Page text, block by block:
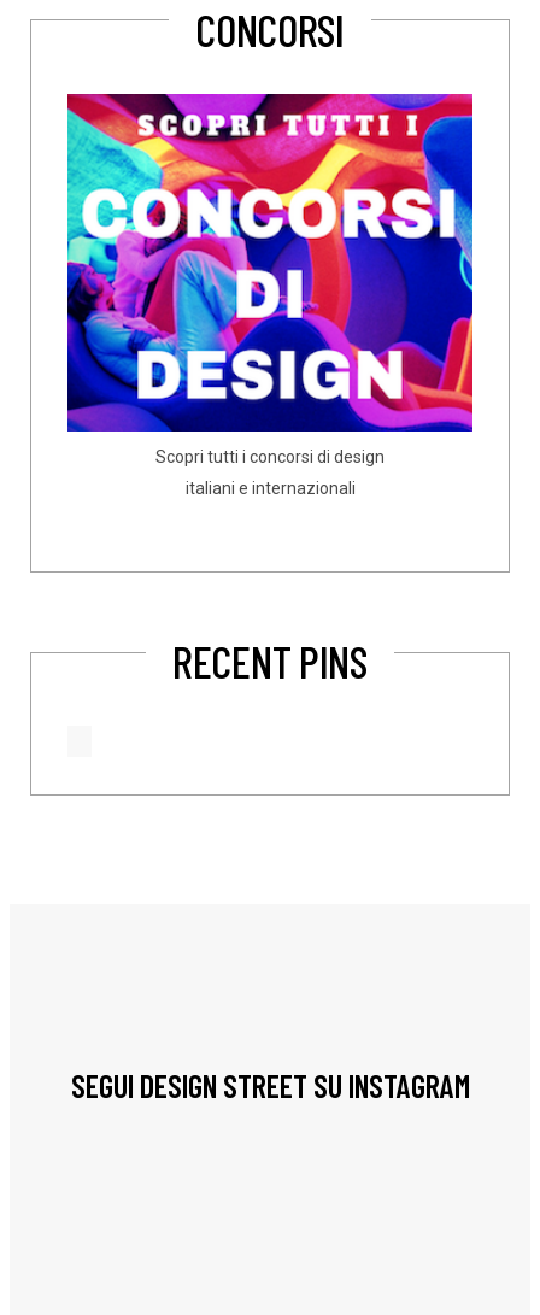
CONCORSI
Scopri tutti i concorsi di design
italiani e internazionali
RECENT PINS
SEGUI DESIGN STREET SU INSTAGRAM